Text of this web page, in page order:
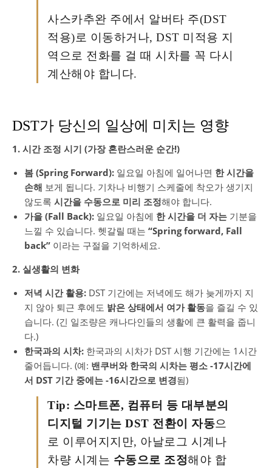
사스카추완 주에서 알버타 주(DST
적용)로 이동하거나, DST 미적용 지
역으로 전화를 걸 때 시차를 꼭 다시
계산해야 합니다.
DST가 당신의 일상에 미치는 영향
1. 시간 조정 시기 (가장 혼란스러운 순간!)
봄 (Spring Forward): 일요일 아침에 일어나면 한 시간을
손해 보게 됩니다. 기차나 비행기 스케줄에 착오가 생기지
않도록 시간을 수동으로 미리 조정해야 합니다.
가을 (Fall Back): 일요일 아침에 한 시간을 더 자는 기분을
느낄 수 있습니다. 헷갈릴 때는 “Spring forward, Fall
back” 이라는 구절을 기억하세요.
2. 실생활의 변화
저녁 시간 활용: DST 기간에는 저녁에도 해가 늦게까지 지
지 않아 퇴근 후에도 밝은 상태에서 여가 활동을 즐길 수 있
습니다. (긴 일조량은 캐나다인들의 생활에 큰 활력을 줍니
다.)
한국과의 시차: 한국과의 시차가 DST 시행 기간에는 1시간
줄어듭니다. (예: 밴쿠버와 한국의 시차는 평소 -17시간에
서 DST 기간 중에는 -16시간으로 변경됨)
Tip: 스마트폰, 컴퓨터 등 대부분의
디지털 기기는 DST 전환이 자동으
로 이루어지지만, 아날로그 시계나
차량 시계는 수동으로 조정해야 합